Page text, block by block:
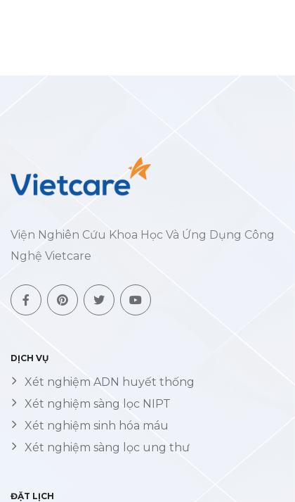
Viện Nghiên Cứu Khoa Học Và Ứng Dụng Công
Nghệ Vietcare
DỊCH VỤ
Xét nghiệm ADN huyết thống
Xét nghiệm sàng lọc NIPT
Xét nghiệm sinh hóa máu
Xét nghiệm sàng lọc ung thư
ĐẶT LỊCH